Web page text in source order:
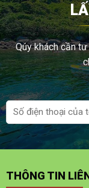
Qúy khách cần
THÔNG TIN